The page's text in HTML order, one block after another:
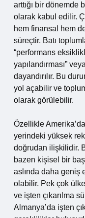
arttığı bir dönemde
olarak kabul edilir.
hem finansal hem
süreçtir. Batı
“performans
yapılandırması”
dayandırılır. Bu
yol açabilir ve
olarak görülebilir.
Özellikle
yerindeki yüksek
doğrudan ilişkilidir.
bazen kişisel bir
aslında daha geniş
olabilir. Pek çok
ve işten çıkarılma
Almanya’da işten